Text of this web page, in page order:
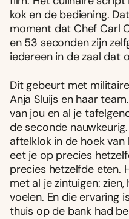
kok en de bediening.
moment dat Chef Carl
en 53 seconden zijn
iedereen in de zaal dat
Dit gebeurt met
Anja Sluijs en haar
van jou en al je
de seconde
aftelklok in de hoek
eet je op precies
precies hetzelfde eten.
met al je zintuigen:
voelen. En die ervaring
thuis op de bank had